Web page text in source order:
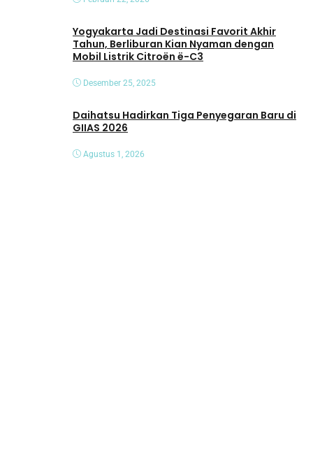
Yogyakarta Jadi Destinasi Favorit Akhir
Tahun, Berliburan Kian Nyaman dengan
Mobil Listrik Citroën ë-C3
Desember 25, 2025
Daihatsu Hadirkan Tiga Penyegaran Baru di
GIIAS 2026
Agustus 1, 2026